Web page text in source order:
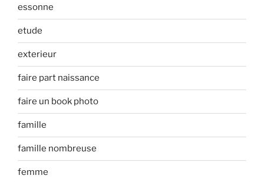
essonne
etude
exterieur
faire part naissance
faire un book photo
famille
famille nombreuse
femme